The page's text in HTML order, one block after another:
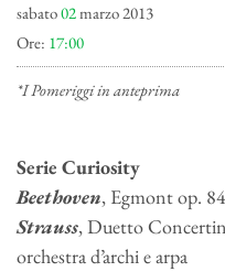
sabato02marzo 2013
Ore: 17:00
*I Pomeriggi in anteprima
Serie Curiosity
Beethoven, Egmont op.
Strauss, Duetto
orchestra d’archi e arpa